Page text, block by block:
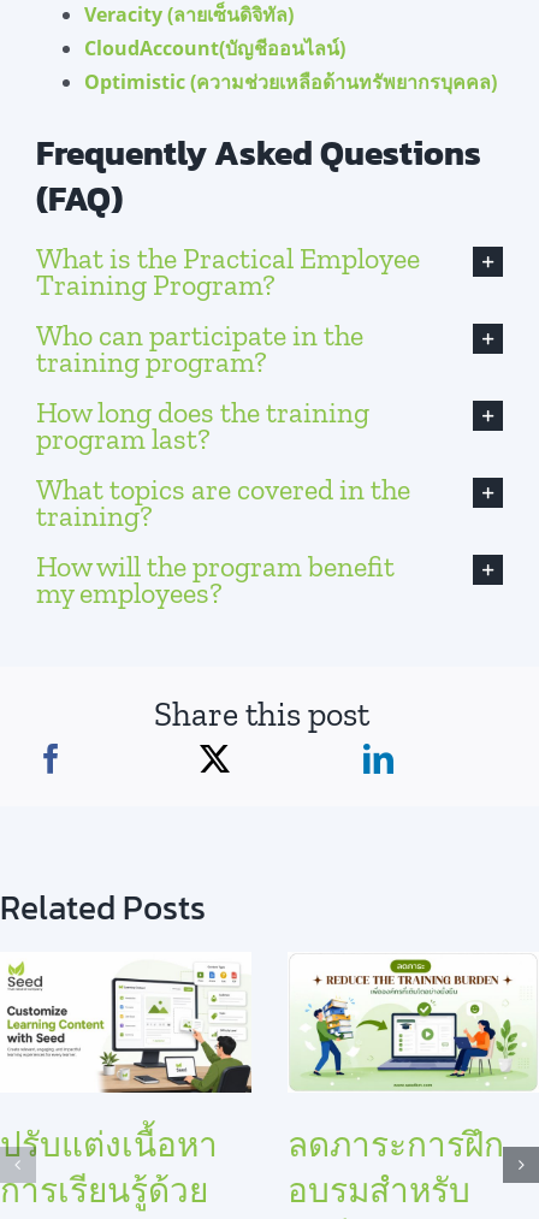
Veracity (ลายเซ็นดิจิทัล)
CloudAccount(บัญชีออนไลน์)
Optimistic (ความช่วยเหลือด้านทรัพยากรบุคคล)
Frequently Asked Questions
(FAQ)
What is the Practical Employee
Training Program?
Who can participate in the
training program?
How long does the training
program last?
What topics are covered in the
training?
How will the program benefit
my employees?
Share this post
Related Posts
ปรับแต่งเนื้อหา
การเรียนรู้ด้วย
ลดภาระการฝึก
อบรมสำหรับ